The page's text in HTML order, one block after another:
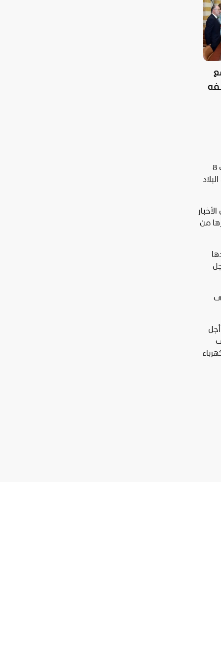
تعتبر آخر أخبار لبنان اليوم عاجل من بين أبرز الأخبار التي يتابعها عدد من الأشخاص خصوصاً في ظلّ الحرب التي بدأت في 8
من